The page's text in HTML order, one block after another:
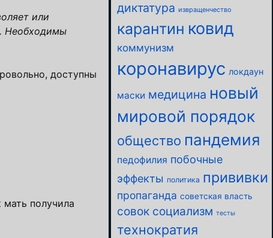
или
Необходимы
доступны
мать получила
диктатура извращенчество
карантин ковид
коммунизм
коронавирус локдаун
маски медицина новый
мировой порядок
общество пандемия
педофилия побочные
эффекты политика прививки
пропаганда советская власть
совок социализм тесты
технократия